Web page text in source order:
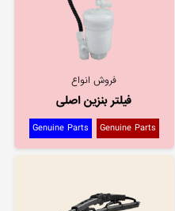
فروش انواع
فیلتر بنزین اصلی
Genuine Parts
Genuine Parts